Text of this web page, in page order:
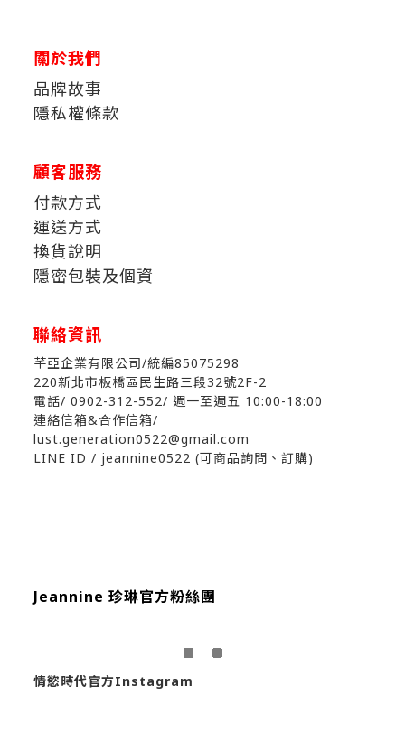
關於我們
品牌故事
隱私權條款
顧客服務
付款方式
運送方式
換貨說明
隱密包裝及個資
聯絡資訊
芊亞企業有限公司/統編85075298
220新北市板橋區民生路三段32號2F-2
電話/ 0902-312-552/ 週一至週五 10:00-18:00
連絡信箱&合作信箱/
lust.generation0522@gmail.com
LINE ID / jeannine0522 (可商品詢問、訂購)
Jeannine 珍琳官方粉絲團
情慾時代官方Instagram